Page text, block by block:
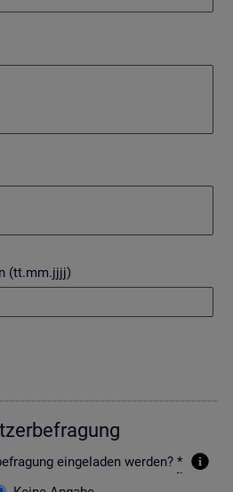
(tt.mm.jjjj)
ein­ge­la­den wer­den? *